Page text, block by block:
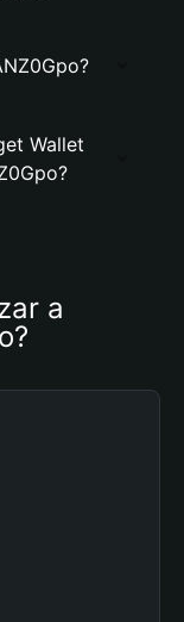
Wallet
a